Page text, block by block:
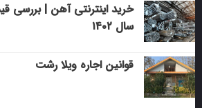
خرید اینترنتی آهن | بررسی
سال ۱۴۰۲
قوانین اجاره ویلا رشت